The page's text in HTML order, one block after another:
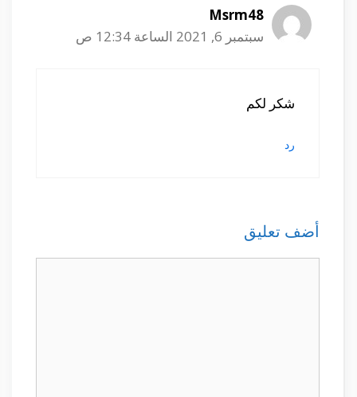
Msrm48
سبتمبر 6, 2021 الساعة 12:34 ص
شكر لكم
رد
أضف تعليق